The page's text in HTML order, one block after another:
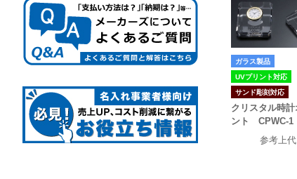
ガラス製品
UVプリント対応
サンド彫刻対応
クリスタル時計
ント CPWC-1
参考上代